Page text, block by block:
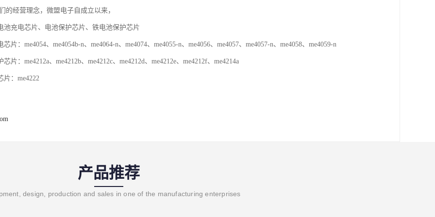
的经营理念，微盟电子自成立以来，
池充电芯片、电池保护芯片、铁电池保护芯片
：me4054、me4054b-n、me4064-n、me4074、me4055-n、me4056、me4057、me4057-n、me4058、me4059-n
：me4212a、me4212b、me4212c、me4212d、me4212e、me4212f、me4214a
片：me4222
产品推荐
design, production and sales in one of the manufacturing enterprises